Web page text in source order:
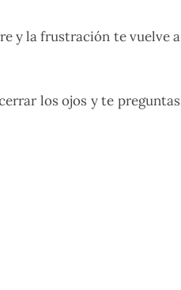
y la frustración te vuelve a
los ojos y te preguntas